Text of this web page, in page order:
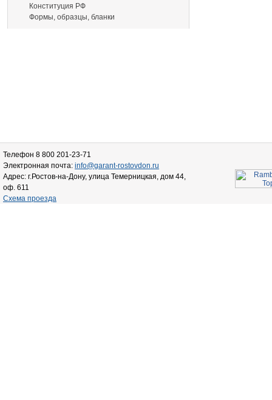
Конституция РФ
Формы, образцы, бланки
Телефон 8 800 201-23-71
Электронная почта: info@garant-rostovdon.ru
Адрес: г.Ростов-на-Дону, улица Темерницкая, дом 44,
оф. 611
Схема проезда